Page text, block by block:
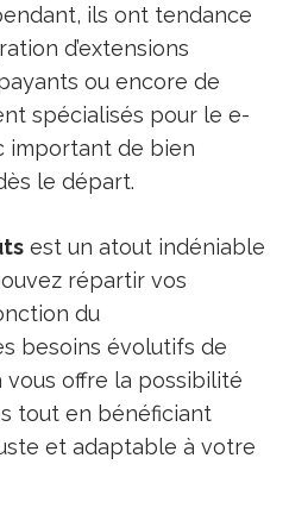
ils ont tendance
d’extensions
ou encore de
spécialisés pour le e-
important de bien
le départ.
est un atout indéniable
répartir vos
du
besoins évolutifs de
offre la possibilité
tout en bénéficiant
et adaptable à votre